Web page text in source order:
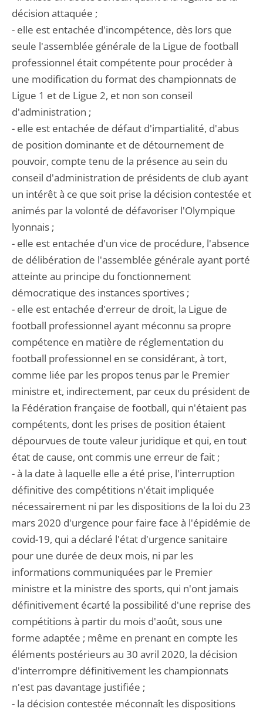
décision attaquée ;
- elle est entachée d'incompétence, dès lors que
seule l'assemblée générale de la Ligue de football
professionnel était compétente pour procéder à
une modification du format des championnats de
Ligue 1 et de Ligue 2, et non son conseil
d'administration ;
- elle est entachée de défaut d'impartialité, d'abus
de position dominante et de détournement de
pouvoir, compte tenu de la présence au sein du
conseil d'administration de présidents de club ayant
un intérêt à ce que soit prise la décision contestée et
animés par la volonté de défavoriser l'Olympique
lyonnais ;
- elle est entachée d'un vice de procédure, l'absence
de délibération de l'assemblée générale ayant porté
atteinte au principe du fonctionnement
démocratique des instances sportives ;
- elle est entachée d'erreur de droit, la Ligue de
football professionnel ayant méconnu sa propre
compétence en matière de réglementation du
football professionnel en se considérant, à tort,
comme liée par les propos tenus par le Premier
ministre et, indirectement, par ceux du président de
la Fédération française de football, qui n'étaient pas
compétents, dont les prises de position étaient
dépourvues de toute valeur juridique et qui, en tout
état de cause, ont commis une erreur de fait ;
- à la date à laquelle elle a été prise, l'interruption
définitive des compétitions n'était impliquée
nécessairement ni par les dispositions de la loi du 23
mars 2020 d'urgence pour faire face à l'épidémie de
covid-19, qui a déclaré l'état d'urgence sanitaire
pour une durée de deux mois, ni par les
informations communiquées par le Premier
ministre et la ministre des sports, qui n'ont jamais
définitivement écarté la possibilité d'une reprise des
compétitions à partir du mois d'août, sous une
forme adaptée ; même en prenant en compte les
éléments postérieurs au 30 avril 2020, la décision
d'interrompre définitivement les championnats
n'est pas davantage justifiée ;
- la décision contestée méconnaît les dispositions